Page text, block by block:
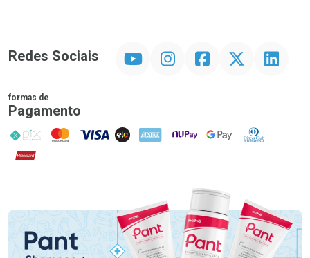
Redes Sociais InstagramFacebookTwitter Linkedin
formas de
Pagamento
PIX MasterCard
VISA ELO AMEX NuPay Google PayDiners Club
Hipercard
Promoção em Destaque